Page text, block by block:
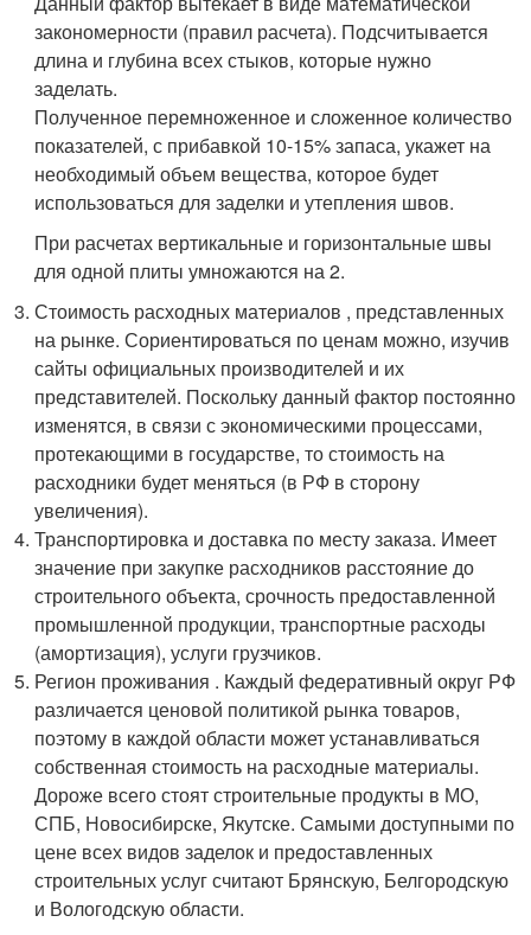
закономерности (правил расчета). Подсчитывается
длина и глубина всех стыков, которые нужно
заделать.
Полученное перемноженное и сложенное количество
показателей, с прибавкой 10-15% запаса, укажет на
необходимый объем вещества, которое будет
использоваться для заделки и утепления швов.
При расчетах вертикальные и горизонтальные швы
для одной плиты умножаются на 2.
Стоимость расходных материалов , представленных
на рынке. Сориентироваться по ценам можно, изучив
сайты официальных производителей и их
представителей. Поскольку данный фактор постоянно
изменятся, в связи с экономическими процессами,
протекающими в государстве, то стоимость на
расходники будет меняться (в РФ в сторону
увеличения).
Транспортировка и доставка по месту заказа. Имеет
значение при закупке расходников расстояние до
строительного объекта, срочность предоставленной
промышленной продукции, транспортные расходы
(амортизация), услуги грузчиков.
Регион проживания . Каждый федеративный округ РФ
различается ценовой политикой рынка товаров,
поэтому в каждой области может устанавливаться
собственная стоимость на расходные материалы.
Дороже всего стоят строительные продукты в МО,
СПБ, Новосибирске, Якутске. Самыми доступными по
цене всех видов заделок и предоставленных
строительных услуг считают Брянскую, Белгородскую
и Вологодскую области.